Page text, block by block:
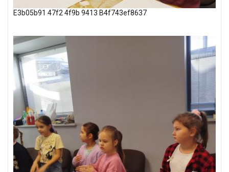
E3b05b91 47f2 4f9b 9413 B4f743ef8637